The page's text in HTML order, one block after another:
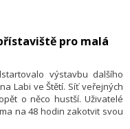
který Ředitelství vodních
pro malá
výstavbu dalšího
Labi ve Štětí. Síť veřejných
o něco hustší. Uživatelé
na 48 hodin zakotvit svou